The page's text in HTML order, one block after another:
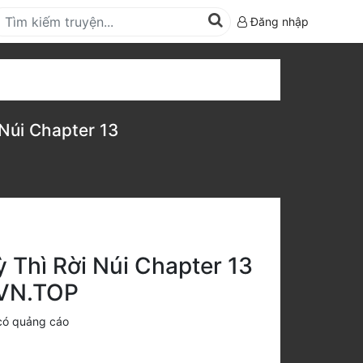
Đăng nhập
Chapter 13
Thì Rời Núi Chapter 13
quảng cáo